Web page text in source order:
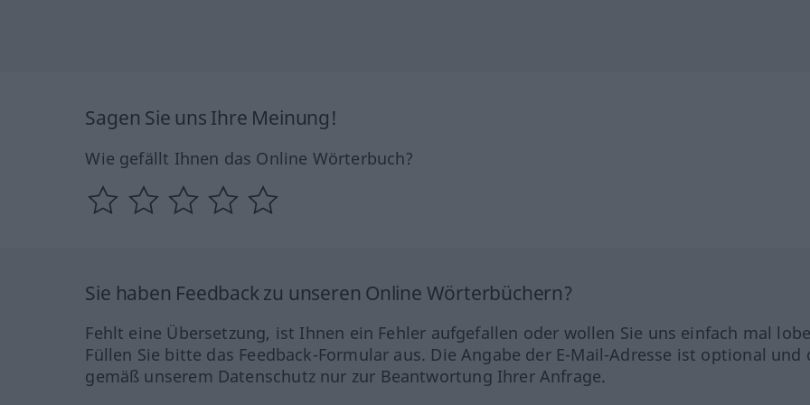
Sagen Sie uns Ihre Meinung!
Wie gefällt Ihnen das Online Wörterbuch?
Sie haben Feedback zu unseren Online Wörterbüchern?
Fehlt eine Übersetzung, ist Ihnen ein Fehler aufgefallen oder wollen Sie uns einfach mal
Füllen Sie bitte das Feedback-Formular aus. Die Angabe der E-Mail-Adresse ist optional und
gemäß unserem Datenschutz nur zur Beantwortung Ihrer Anfrage.